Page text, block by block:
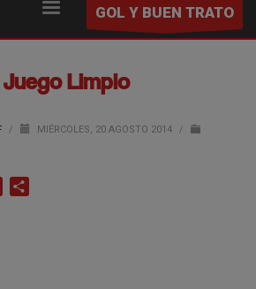
GOL Y BUEN TRATO
Juego Limpio
/ MIÉRCOLES, 20 AGOSTO 2014
/
WhatsApp